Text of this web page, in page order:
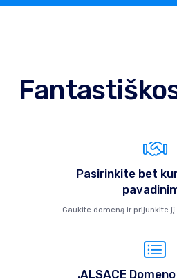
Pasirinkite bet
Gaukite domeną ir prijunkite jį
.ALSACE